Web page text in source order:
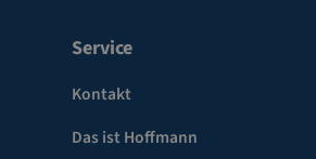
Service
Kontakt
Das ist Hoffmann